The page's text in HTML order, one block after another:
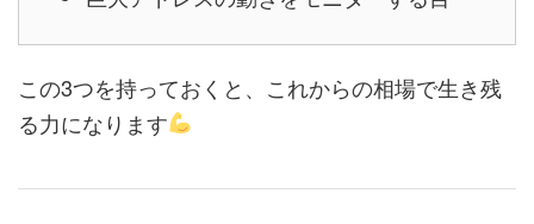
この3つを持っておくと、これからの相場で生き残
る力になります